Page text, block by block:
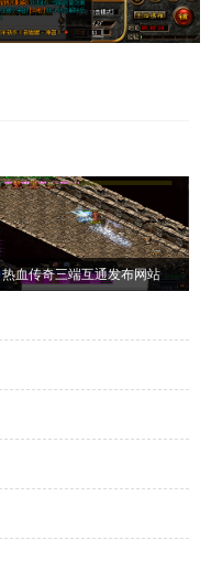
热血传奇三端互通发布网站